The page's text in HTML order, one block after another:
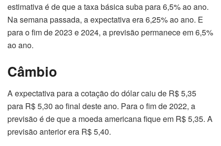
estimativa é de que a taxa básica suba para 6,5% ao ano.
Na semana passada, a expectativa era 6,25% ao ano. E
para o fim de 2023 e 2024, a previsão permanece em 6,5%
ao ano.
Câmbio
A expectativa para a cotação do dólar caiu de R$ 5,35
para R$ 5,30 ao final deste ano. Para o fim de 2022, a
previsão é de que a moeda americana fique em R$ 5,35. A
previsão anterior era R$ 5,40.